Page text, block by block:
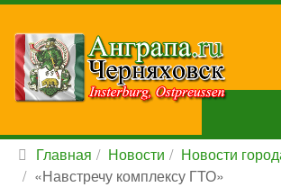
Главная Новости
Новости
«Навстречу комплексу ГТО»